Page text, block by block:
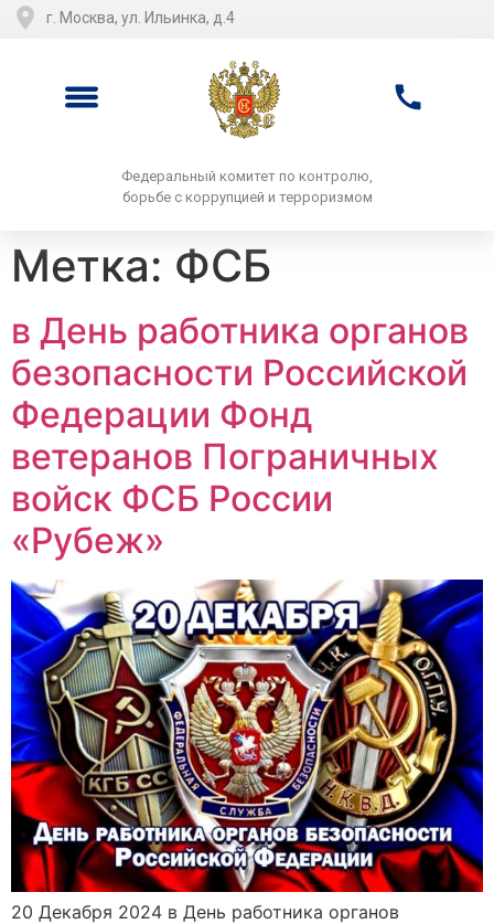
г. Москва, ул. Ильинка, д.4
Федеральный комитет по контролю,
борьбе с коррупцией и терроризмом
Метка: ФСБ
в День работника органов
безопасности Российской
Федерации Фонд
ветеранов Пограничных
войск ФСБ России
«Рубеж»
20 Декабря 2024 в День работника органов